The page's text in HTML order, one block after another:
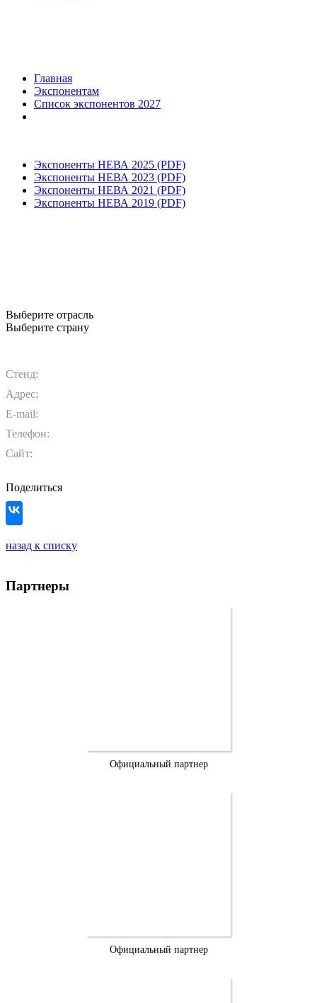
Главная
Экспонентам
Список экспонентов 2027
Экспоненты НЕВА 2025 (PDF)
Экспоненты НЕВА 2023 (PDF)
Экспоненты НЕВА 2021 (PDF)
Экспоненты НЕВА 2019 (PDF)
Выберите отрасль
Выберите страну
Стенд:
Адрес:
E-mail:
Телефон:
Сайт:
Поделиться
назад к списку
Партнеры
Официальный партнер
Официальный партнер